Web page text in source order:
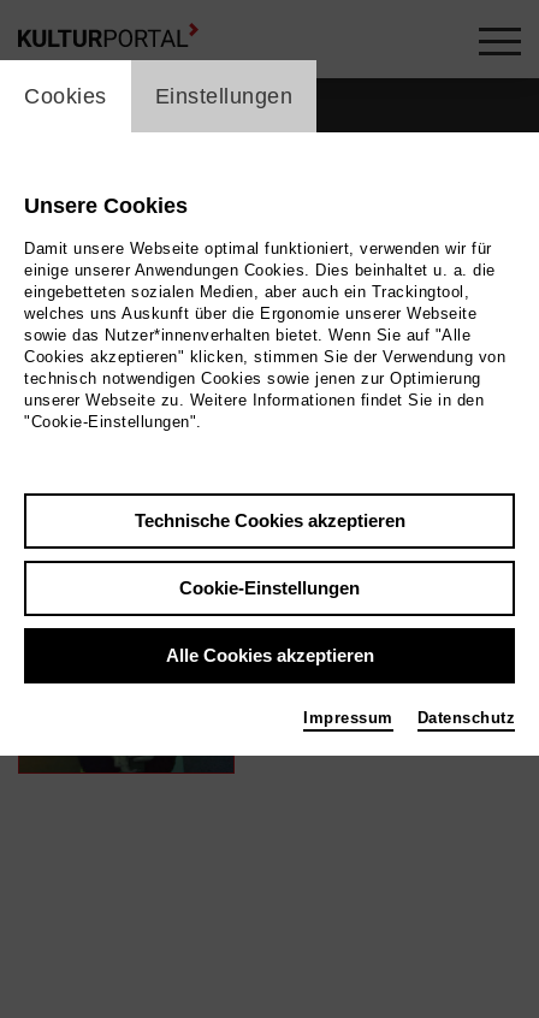
Zurück|Übersicht
In Filmen / Medien wie ...
WIN WIN | 2022
Untertitel
cookie_layer
Cookies Einstellungen
Unsere Cookies
Damit unsere Webseite optimal funktioniert, verwenden wir für
einige unserer Anwendungen Cookies. Dies beinhaltet u. a. die
eingebetteten sozialen Medien, aber auch ein Trackingtool,
welches uns Auskunft über die Ergonomie unserer Webseite
sowie das Nutzer*innenverhalten bietet. Wenn Sie auf "Alle
Cookies akzeptieren" klicken, stimmen Sie der Verwendung von
technisch notwendigen Cookies sowie jenen zur Optimierung
unserer Webseite zu. Weitere Informationen findet Sie in den
"Cookie-Einstellungen".
Technische Cookies akzeptieren
Cookie-Einstellungen
Alle Cookies akzeptieren
Impressum Datenschutz